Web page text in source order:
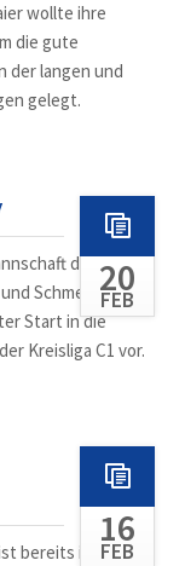
wollte ihre
die gute
der langen und
gelegt.
20
FEB
das
Schmelzer (2)
Start in die
Kreisliga C1 vor.
16
FEB
bereits in vollem